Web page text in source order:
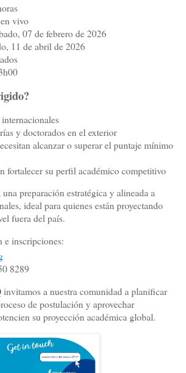
vivo
07 de febrero de 2026
11 de abril de 2026
internacionales
y doctorados en el exterior
alcanzar o superar el puntaje mínimo
fortalecer su perfil académico competitivo
preparación estratégica y alineada a
ideal para quienes están proyectando
fuera del país.
e inscripciones:
8289
a nuestra comunidad a planificar
de postulación y aprovechar
su proyección académica global.